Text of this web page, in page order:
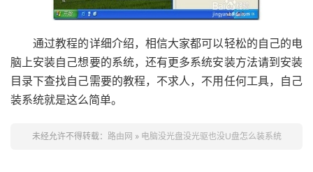
通过教程的详细介绍，相信大家都可以轻松的自己的电
脑上安装自己想要的系统，还有更多系统安装方法请到安装
目录下查找自己需要的教程，不求人，不用任何工具，自己
装系统就是这么简单。
未经允许不得转载： 路由网 » 电脑没光盘没光驱也没U盘怎么装系统